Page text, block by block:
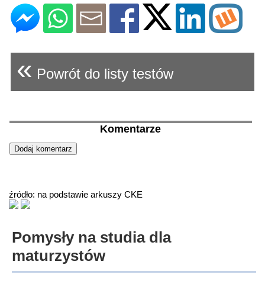
« Powrót do listy testów
Komentarze
źródło: na podstawie arkuszy CKE
Pomysły na studia dla
maturzystów